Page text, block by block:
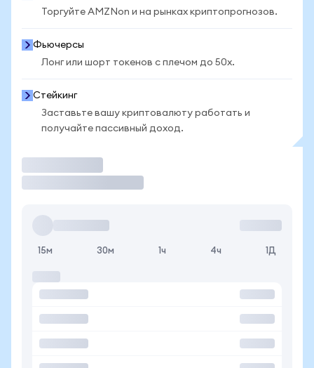
Торгуйте AMZNon и на рынках криптопрогнозов.
Фьючерсы
Лонг или шорт токенов с плечом до 50x.
Стейкинг
Заставьте вашу криптовалюту работать и
получайте пассивный доход.
15м 30м 1ч 4ч 1Д